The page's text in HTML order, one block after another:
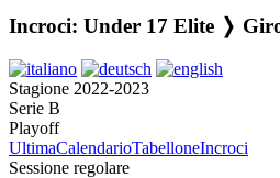
Incroci: Under 17 Elite ❭
Stagione 2022-2023
Serie B
Playoff
UltimaCalendarioTabelloneIncroci
Sessione regolare